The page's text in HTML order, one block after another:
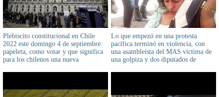
Plebiscito constitucional en Chile
2022 este domingo 4 de septiembre:
papeleta, como votar y que significa
para los chilenos una nueva
Lo que empezó en una protesta
pacífica terminó en violencia, con
una asambleísta del MAS víctima de
una golpiza y dos diputados de